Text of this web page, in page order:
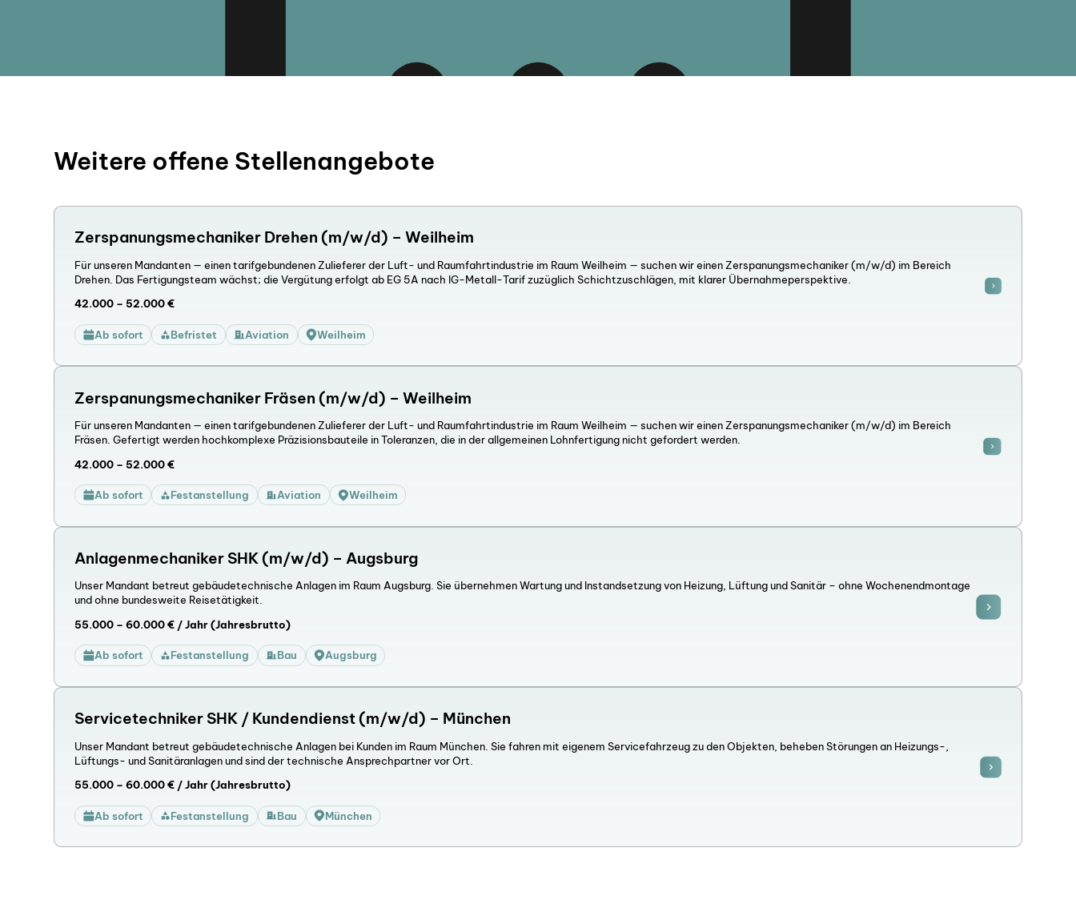
Weitere offene Stellenangebote
Zerspanungsmechaniker Drehen (m/w/d) – Weilheim
Für unseren Mandanten — einen tarifgebundenen Zulieferer der Luft- und Raumfahrtindustrie im Raum Weilheim — suchen wir einen Zerspanungsmechaniker (m/w/d) im Bereich
Drehen. Das Fertigungsteam wächst; die Vergütung erfolgt ab EG 5A nach IG-Metall-Tarif zuzüglich Schichtzuschlägen, mit klarer Übernahmeperspektive.
42.000 – 52.000 €
Ab sofort Befristet Aviation Weilheim
Zerspanungsmechaniker Fräsen (m/w/d) – Weilheim
Für unseren Mandanten — einen tarifgebundenen Zulieferer der Luft- und Raumfahrtindustrie im Raum Weilheim — suchen wir einen Zerspanungsmechaniker (m/w/d) im Bereich
Fräsen. Gefertigt werden hochkomplexe Präzisionsbauteile in Toleranzen, die in der allgemeinen Lohnfertigung nicht gefordert werden.
42.000 – 52.000 €
Ab sofort Festanstellung Aviation Weilheim
Anlagenmechaniker SHK (m/w/d) – Augsburg
Unser Mandant betreut gebäudetechnische Anlagen im Raum Augsburg. Sie übernehmen Wartung und Instandsetzung von Heizung, Lüftung und Sanitär – ohne Wochenendmontage
und ohne bundesweite Reisetätigkeit.
55.000 – 60.000 € / Jahr (Jahresbrutto)
Ab sofort Festanstellung Bau Augsburg
Servicetechniker SHK / Kundendienst (m/w/d) – München
Unser Mandant betreut gebäudetechnische Anlagen bei Kunden im Raum München. Sie fahren mit eigenem Servicefahrzeug zu den Objekten, beheben Störungen an Heizungs-,
Lüftungs- und Sanitäranlagen und sind der technische Ansprechpartner vor Ort.
55.000 – 60.000 € / Jahr (Jahresbrutto)
Ab sofort Festanstellung Bau München